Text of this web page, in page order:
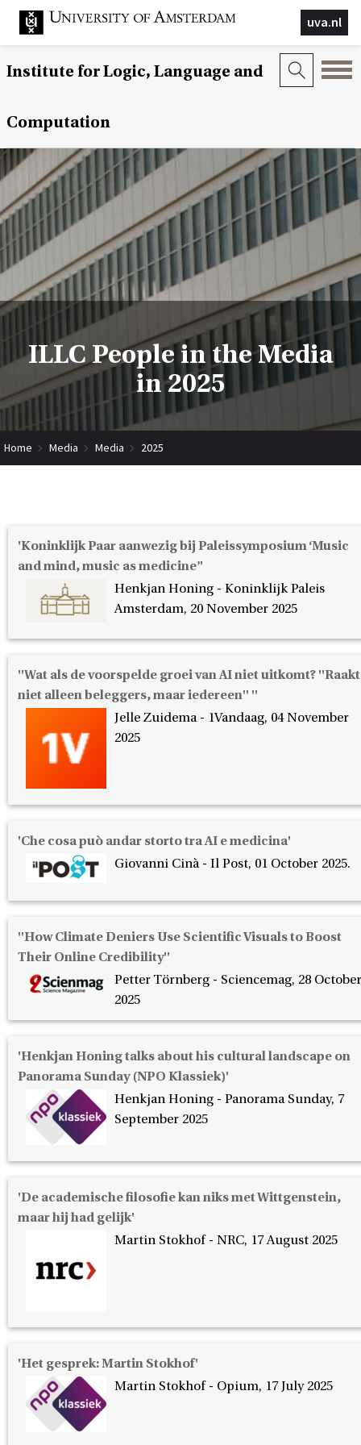
uva.nl
Institute for Logic, Language and
Computation
ILLC People in the Media
in 2025
Home Media Media 2025
'Koninklijk Paar aanwezig bij Paleissymposium ‘Music
and mind, music as medicine’'
Henkjan Honing - Koninklijk Paleis
Amsterdam, 20 November 2025
''Wat als de voorspelde groei van AI niet uitkomt? ''Raakt
niet alleen beleggers, maar iedereen'' ''
Jelle Zuidema - 1Vandaag, 04 November
2025
'Che cosa può andar storto tra AI e medicina'
Giovanni Cinà - Il Post, 01 October 2025.
''How Climate Deniers Use Scientific Visuals to Boost
Their Online Credibility''
Petter Törnberg - Sciencemag, 28 October
2025
'Henkjan Honing talks about his cultural landscape on
Panorama Sunday (NPO Klassiek)'
Henkjan Honing - Panorama Sunday, 7
September 2025
'De academische filosofie kan niks met Wittgenstein,
maar hij had gelijk'
Martin Stokhof - NRC, 17 August 2025
'Het gesprek: Martin Stokhof'
Martin Stokhof - Opium, 17 July 2025